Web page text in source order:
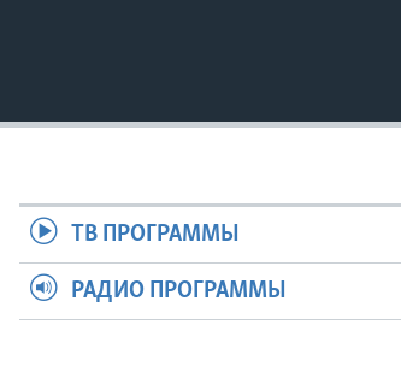
ТВ ПРОГРАММЫ
РАДИО ПРОГРАММЫ